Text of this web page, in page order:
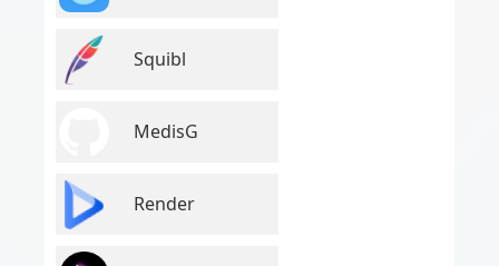
Squibl
MedisG
Render